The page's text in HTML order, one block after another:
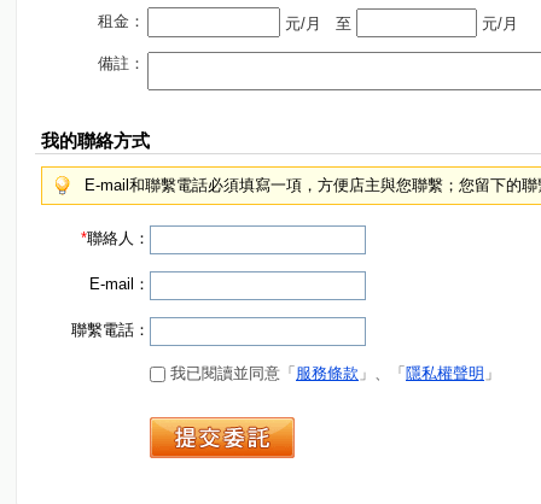
租金： 元/月 至 元/月
備註：
我的聯絡方式
E-mail和聯繫電話必須填寫一項，方便店主與您聯繫；您留下的
*聯絡人：
E-mail：
聯繫電話：
我已閱讀並同意「 服務條款 」、「 隱私權聲明 」